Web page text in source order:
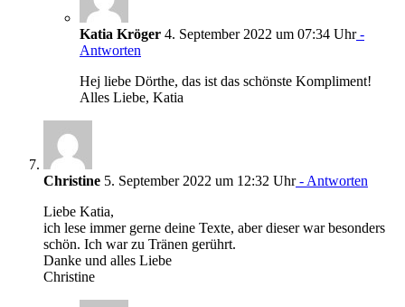
Katia Kröger 4. September 2022 um 07:34 Uhr-
Antworten
Hej liebe Dörthe, das ist das schönste Kompliment!
Alles Liebe, Katia
Christine 5. September 2022 um 12:32 Uhr- Antworten
Liebe Katia,
ich lese immer gerne deine Texte, aber dieser war besonders
schön. Ich war zu Tränen gerührt.
Danke und alles Liebe
Christine